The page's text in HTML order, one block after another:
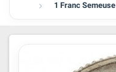
 1 Franc Semeuse